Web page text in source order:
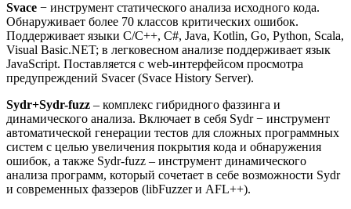
Svace − инструмент статического анализа исходного кода.
Обнаруживает более 70 классов критических ошибок.
Поддерживает языки C/C++, C#, Java, Kotlin, Go, Python, Scala,
Visual Basic.NET; в легковесном анализе поддерживает язык
JavaScript. Поставляется с web-интерфейсом просмотра
предупреждений Svacer (Svace History Server).
Sydr+Sydr-fuzz – комплекс гибридного фаззинга и
динамического анализа. Включает в себя Sydr − инструмент
автоматической генерации тестов для сложных программных
систем с целью увеличения покрытия кода и обнаружения
ошибок, а также Sydr-fuzz – инструмент динамического
анализа программ, который сочетает в себе возможности Sydr
и современных фаззеров (libFuzzer и AFL++).